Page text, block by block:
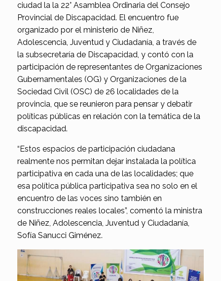
ciudad la la 22° Asamblea Ordinaria del Consejo
Provincial de Discapacidad. El encuentro fue
organizado por el ministerio de Niñez,
Adolescencia, Juventud y Ciudadanía, a través de
la subsecretaría de Discapacidad, y contó con la
participación de representantes de Organizaciones
Gubernamentales (OG) y Organizaciones de la
Sociedad Civil (OSC) de 26 localidades de la
provincia, que se reunieron para pensar y debatir
políticas públicas en relación con la temática de la
discapacidad.
“Estos espacios de participación ciudadana
realmente nos permitan dejar instalada la política
participativa en cada una de las localidades; que
esa política pública participativa sea no solo en el
encuentro de las voces sino también en
construcciones reales locales”, comentó la ministra
de Niñez, Adolescencia, Juventud y Ciudadanía,
Sofía Sanucci Giménez.